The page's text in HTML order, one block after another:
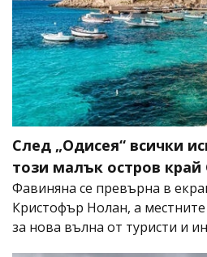
След „Одисея“ всички
този малък остров
Фавиняна се превърна в
Кристофър Нолан, а местните
за нова вълна от туристи и